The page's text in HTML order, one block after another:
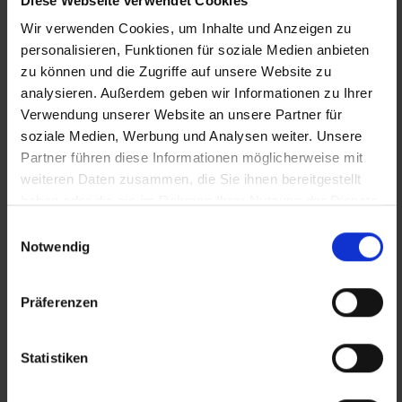
Wir verwenden Cookies, um Inhalte und Anzeigen zu
personalisieren, Funktionen für soziale Medien anbieten
zu können und die Zugriffe auf unsere Website zu
analysieren. Außerdem geben wir Informationen zu Ihrer
Verwendung unserer Website an unsere Partner für
soziale Medien, Werbung und Analysen weiter. Unsere
Partner führen diese Informationen möglicherweise mit
weiteren Daten zusammen, die Sie ihnen bereitgestellt
Notwendig
Präferenzen
Statistiken
+43 1 585 39 91
Die Inhalte unserer Webseite können Spuren von KI
enthalten. Nähere Details entnehmen Sie bitte
unseremKI Manifest
Aktuelle Jobs
Mo - Do: 08.00 bis 16.45 Uhr